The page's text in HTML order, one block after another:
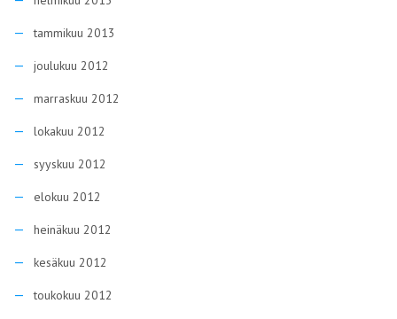
tammikuu 2013
joulukuu 2012
marraskuu 2012
lokakuu 2012
syyskuu 2012
elokuu 2012
heinäkuu 2012
kesäkuu 2012
toukokuu 2012